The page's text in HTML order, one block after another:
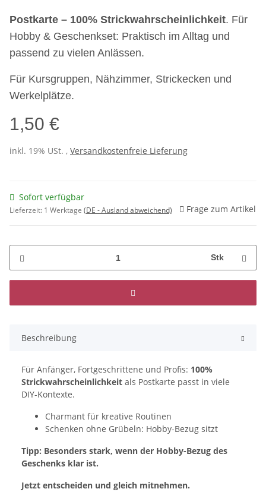
Postkarte – 100% Strickwahrscheinlichkeit. Für
Hobby & Geschenkset: Praktisch im Alltag und
passend zu vielen Anlässen.
Für Kursgruppen, Nähzimmer, Strickecken und
Werkelplätze.
1,50 €
inkl. 19% USt. , Versandkostenfreie Lieferung
Sofort verfügbar
Lieferzeit: 1 Werktage (DE - Ausland abweichend) Frage zum Artikel
Stk
Beschreibung
Für Anfänger, Fortgeschrittene und Profis: 100%
Strickwahrscheinlichkeit als Postkarte passt in viele
DIY-Kontexte.
Charmant für kreative Routinen
Schenken ohne Grübeln: Hobby-Bezug sitzt
Tipp: Besonders stark, wenn der Hobby-Bezug des
Geschenks klar ist.
Jetzt entscheiden und gleich mitnehmen.